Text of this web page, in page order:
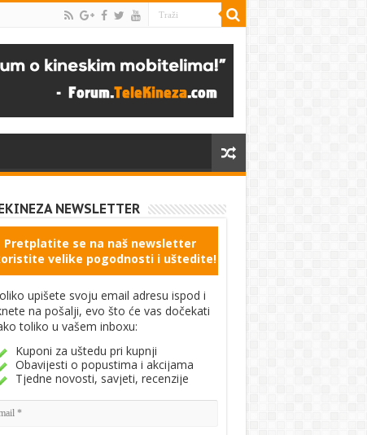
NEWSLETTER
Pretplatite se na naš newsletter
velike pogodnosti i uštedite!
upišete svoju email adresu ispod i
na pošalji, evo što će vas dočekati
toliko u vašem inboxu:
Kuponi za uštedu pri kupnji
Obavijesti o popustima i akcijama
Tjedne novosti, savjeti, recenzije